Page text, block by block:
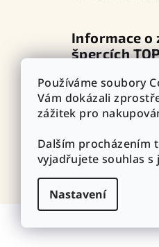
Používáme soubory
Vám dokázali
zážitek pro
Dalším procházením
vyjadřujete souhlas s
Nastavení
Informace o
špercích
Průvodce
náušnic
Vazby -